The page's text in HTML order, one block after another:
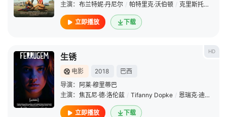
主演： 布兰特妮·丹尼尔 / 帕特里克·沃伯顿 / 克里斯托弗·沃肯
立即播放 下载
HD
生锈
电影 2018
巴西
导演： 阿莱·穆里蒂巴
主演： 焦瓦尼·德·洛伦兹 / Tifanny Dopke / 恩瑞克·迪阿斯
立即播放 下载